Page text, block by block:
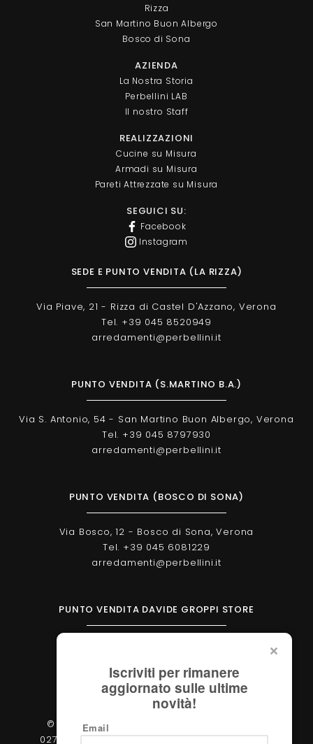
Rizza
San Martino Buon Albergo
Bosco di Sona
AZIENDA
La Nostra Storia
Perbellini LAB
Il nostro Staff
REALIZZAZIONI
Cucine su Misura
Armadi su Misura
Pareti Attrezzate su Misura
SEGUICI SU:
Facebook
Instagram
SEDE E PUNTO VENDITA (LA RIZZA)
Via Piave, 21 - Rizza di Castel D'Azzano, Verona
Tel. +39 045 8520949
arredamenti@perbellini.it
PUNTO VENDITA (S.MARTINO B.A.)
Via S. Antonio, 54 - San Martino Buon Albergo, Verona
Tel. +39 045 8797930
arredamenti@perbellini.it
PUNTO VENDITA (BOSCO DI SONA)
Via Bosco, 12 - Bosco di Sona, Verona
Tel. +39 045 6081229
arredamenti@perbellini.it
PUNTO VENDITA DAVIDE GROPPI STORE
verona@davidegroppi.store
© 2026 - Perbellini Arredamenti S.r.l. - P.IVA
02783400233 - Via Verdi, 31/A - 37060, Castel
Iscriviti per rimanere
aggiornato sulle ultime
novità!
Email